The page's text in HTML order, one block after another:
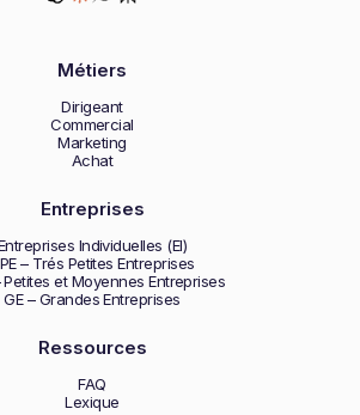
Métiers
Dirigeant
Commercial
Marketing
Achat
Entreprises
Individuelles (EI)
– Trés Petites Entreprises
Petites et Moyennes Entreprises
GE – Grandes Entreprises
Ressources
FAQ
Lexique